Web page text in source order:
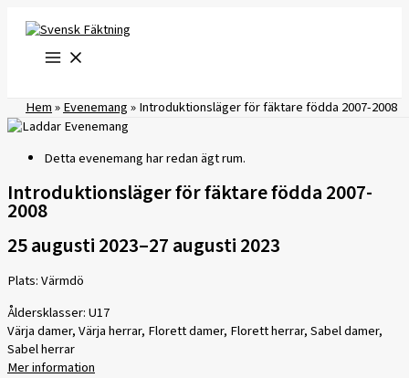
innehåll
Hem»Evenemang»Introduktionsläger för fäktare födda 2007-2008
Detta evenemang har redan ägt rum.
Introduktionsläger för fäktare födda 2007-
2008
25 augusti 2023–27 augusti 2023
Plats: Värmdö
Åldersklasser: U17
Värja damer, Värja herrar, Florett damer, Florett herrar, Sabel damer,
Sabel herrar
Mer information